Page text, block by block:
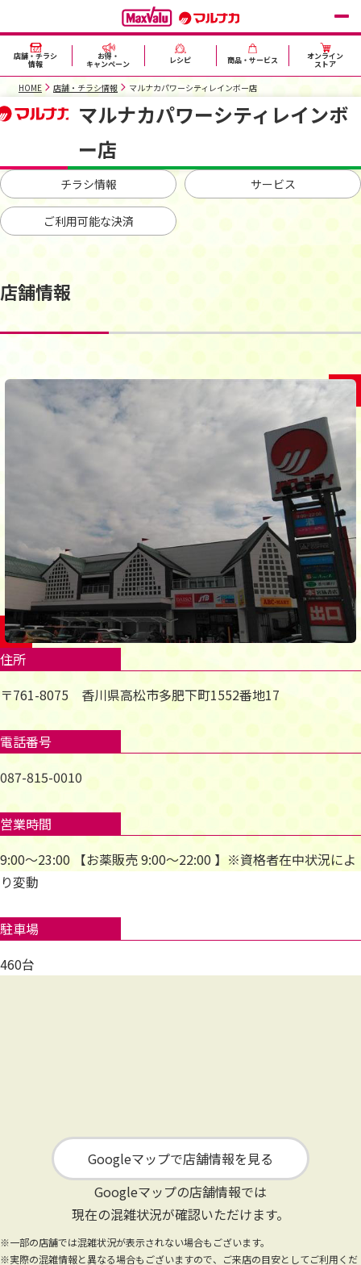
店舗・チラシ
情報
お得・
キャンペーン レシピ 商品・サービス オンライン
ストア
HOME 店舗・チラシ情報 マルナカパワーシティレインボー店
マルナカパワーシティレインボ
ー店
チラシ情報 サービス
ご利用可能な決済
店舗情報
住所
〒761-8075 香川県高松市多肥下町1552番地17
電話番号
087-815-0010
営業時間
9:00～23:00 【お薬販売 9:00～22:00 】※資格者在中状況によ
り変動
駐車場
460台
Googleマップで店舗情報を見る
Googleマップの店舗情報では
現在の混雑状況が確認いただけます。
※一部の店舗では混雑状況が表示されない場合もございます。
※実際の混雑情報と異なる場合もございますので、ご来店の目安としてご利用くだ